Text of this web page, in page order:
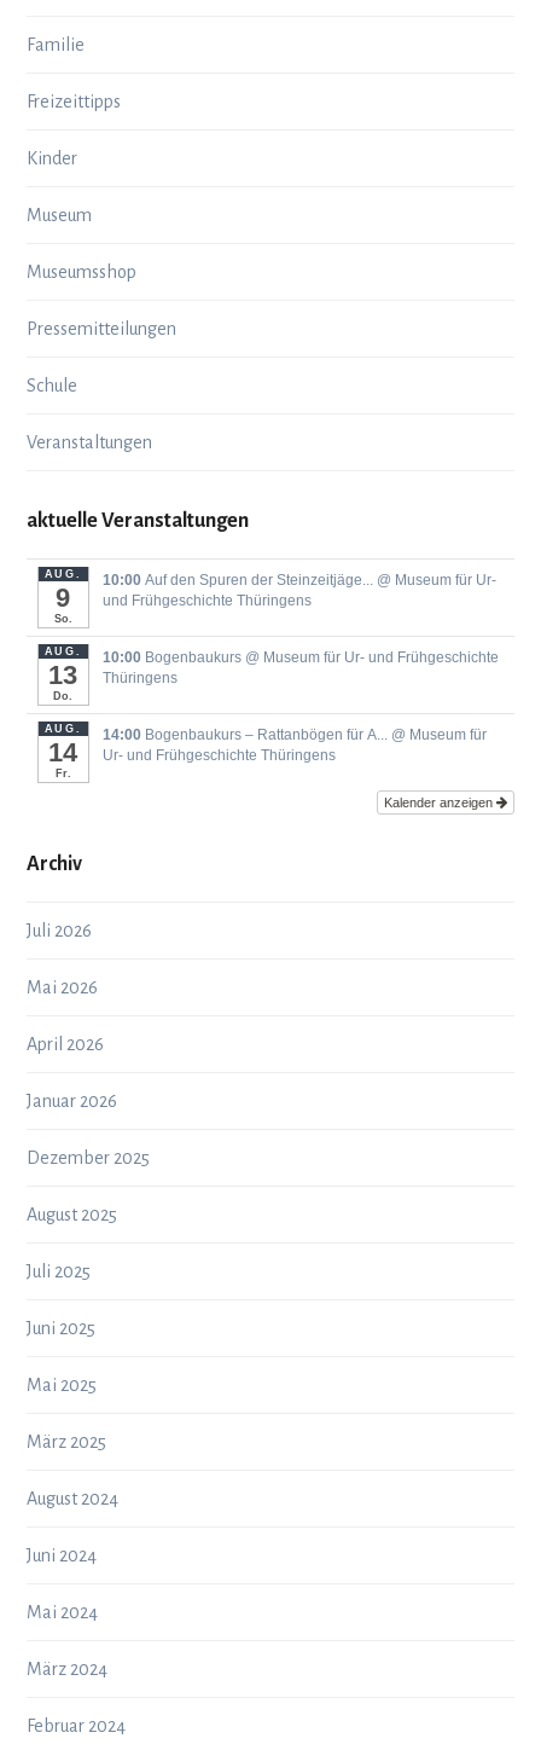
Familie
Freizeittipps
Kinder
Museum
Museumsshop
Pressemitteilungen
Schule
Veranstaltungen
aktuelle Veranstaltungen
AUG.
9
So.
10:00 Auf den Spuren der Steinzeitjäge... @ Museum für Ur-
und Frühgeschichte Thüringens
AUG.
13
Do.
10:00 Bogenbaukurs @ Museum für Ur- und Frühgeschichte
Thüringens
AUG.
14
Fr.
14:00 Bogenbaukurs ‒ Rattanbögen für A... @ Museum für
Ur- und Frühgeschichte Thüringens
Kalender anzeigen
Archiv
Juli 2026
Mai 2026
April 2026
Januar 2026
Dezember 2025
August 2025
Juli 2025
Juni 2025
Mai 2025
März 2025
August 2024
Juni 2024
Mai 2024
März 2024
Februar 2024